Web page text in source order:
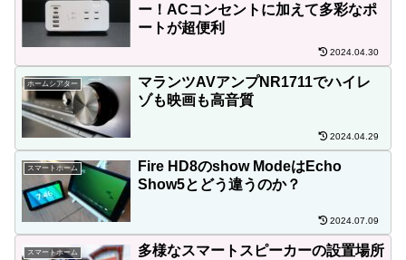
ー！ACコンセントに加えて多彩なポ
ートが超便利
2024.04.30
ホームシアター
マランツAVアンプNR1711でハイレ
ゾも映画も高音質
2024.04.29
スマートホーム
Fire HD8のshow ModeはEcho
Show5とどう違うのか？
2024.07.09
スマートホーム
多様なスマートスピーカーの設置場所